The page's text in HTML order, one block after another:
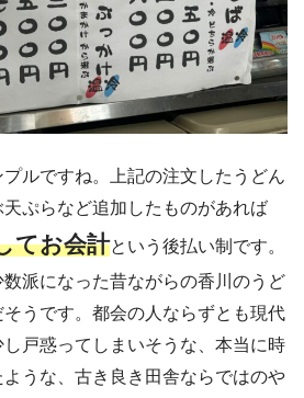
ルですね。上記の注文したうどん
ぷらなど追加したものがあれば
てお会計という後払い制です。
派になった昔ながらの香川のうど
うです。都会の人ならずとも現代
戸惑ってしまいそうな、本当に時
うな、古き良き田舎ならではのや